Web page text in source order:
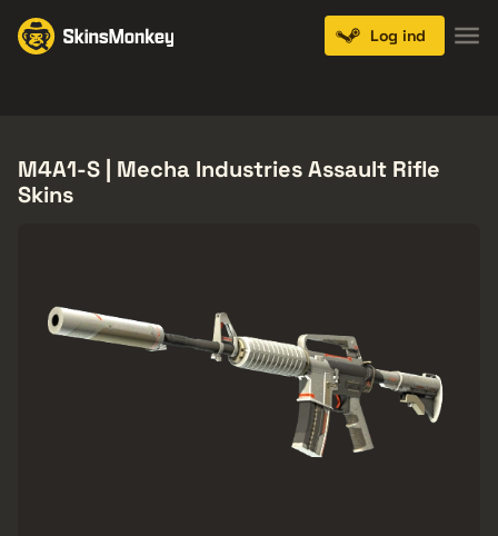
Log ind
M4A1-S | Mecha Industries Assault Rifle
Skins